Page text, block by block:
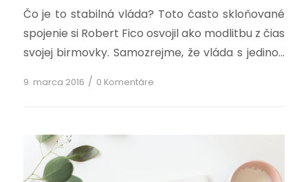
Čo je to stabilná vláda? Toto často skloňované
spojenie si Robert Fico osvojil ako modlitbu z čias
svojej birmovky. Samozrejme, že vláda s jedinou
stranou, ktorá je ochotná rokovať, by bola
preňho najlepšia, no Smeráci asi chýbali na
Mariánom Kotlebom sa […]
9. marca 2016 / 0 Komentáre